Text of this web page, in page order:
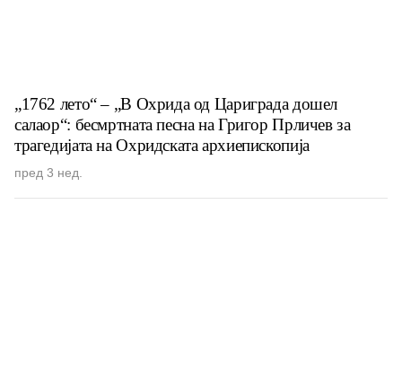
„1762 лето“ – „В Охрида од Цариграда дошел
салаор“: бесмртната песна на Григор Прличев за
трагедијата на Охридската архиепископија
пред 3 нед.